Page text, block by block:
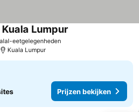
eetgelegenheden
Lumpur
Kuala Lumpur
Prijzen bekijken